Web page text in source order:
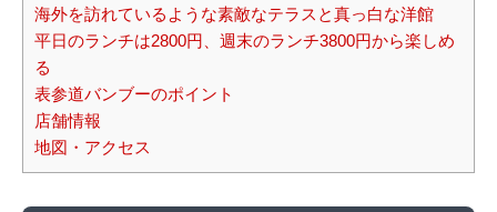
海外を訪れているような素敵なテラスと真っ白な洋館
平日のランチは2800円、週末のランチ3800円から楽しめ
る
表参道バンブーのポイント
店舗情報
地図・アクセス